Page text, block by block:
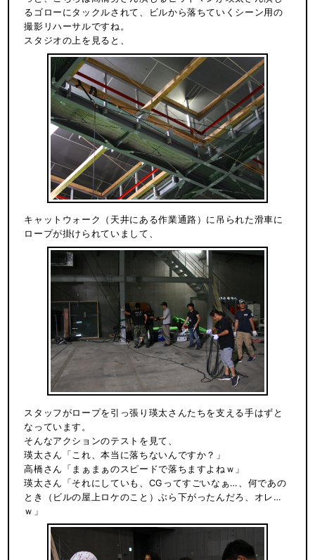
るゴローにタックルされて、ビルから落ちていくシーン用の
撮影リハーサルですね。
スタジオの上を見ると、
キャットウォーク（天井にある作業通路）に吊られた滑車に
ロープが掛けられていまして、
スタッフがロープを引っ張り瑛太さんたちを支える手はずと
なっています。
そんなアクションのテストを見て、
瑛太さん「これ、本当に落ちないんですか？」
高橋さん「まぁまぁのスピードで落ちますよねｗ」
瑛太さん「それにしていも、CGってすごいなぁ…、何であの
とき（ビルの屋上ロケのこと）ぶら下がったんだろ、オレ…
ｗ」